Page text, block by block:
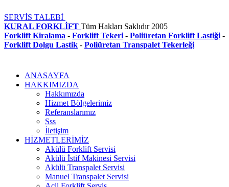
SERVİS TALEBİ
KURAL FORKLİFT Tüm Hakları Saklıdır 2005
Forklift Kiralama - Forklift Tekeri - Poliüretan Forklift Lastiği -
Forklift Dolgu Lastik - Poliüretan Transpalet Tekerleği
ANASAYFA
HAKKIMIZDA
Hakkımızda
Hizmet Bölgelerimiz
Referanslarımız
Sss
İletişim
HİZMETLERİMİZ
Akülü Forklift Servisi
Akülü İstif Makinesi Servisi
Akülü Transpalet Servisi
Manuel Transpalet Servisi